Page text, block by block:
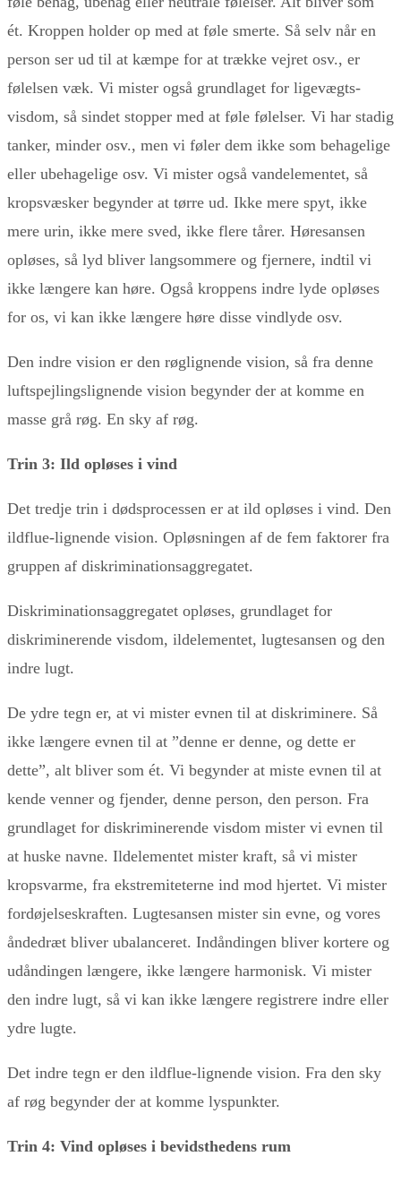
ét. Kroppen holder op med at føle smerte. Så selv når en
person ser ud til at kæmpe for at trække vejret osv., er
følelsen væk. Vi mister også grundlaget for ligevægts-
visdom, så sindet stopper med at føle følelser. Vi har stadig
tanker, minder osv., men vi føler dem ikke som behagelige
eller ubehagelige osv. Vi mister også vandelementet, så
kropsvæsker begynder at tørre ud. Ikke mere spyt, ikke
mere urin, ikke mere sved, ikke flere tårer. Høresansen
opløses, så lyd bliver langsommere og fjernere, indtil vi
ikke længere kan høre. Også kroppens indre lyde opløses
for os, vi kan ikke længere høre disse vindlyde osv.
Den indre vision er den røglignende vision, så fra denne
luftspejlingslignende vision begynder der at komme en
masse grå røg. En sky af røg.
Trin 3: Ild opløses i vind
Det tredje trin i dødsprocessen er at ild opløses i vind. Den
ildflue-lignende vision. Opløsningen af de fem faktorer fra
gruppen af diskriminationsaggregatet.
Diskriminationsaggregatet opløses, grundlaget for
diskriminerende visdom, ildelementet, lugtesansen og den
indre lugt.
De ydre tegn er, at vi mister evnen til at diskriminere. Så
ikke længere evnen til at ”denne er denne, og dette er
dette”, alt bliver som ét. Vi begynder at miste evnen til at
kende venner og fjender, denne person, den person. Fra
grundlaget for diskriminerende visdom mister vi evnen til
at huske navne. Ildelementet mister kraft, så vi mister
kropsvarme, fra ekstremiteterne ind mod hjertet. Vi mister
fordøjelseskraften. Lugtesansen mister sin evne, og vores
åndedræt bliver ubalanceret. Indåndingen bliver kortere og
udåndingen længere, ikke længere harmonisk. Vi mister
den indre lugt, så vi kan ikke længere registrere indre eller
ydre lugte.
Det indre tegn er den ildflue-lignende vision. Fra den sky
af røg begynder der at komme lyspunkter.
Trin 4: Vind opløses i bevidsthedens rum